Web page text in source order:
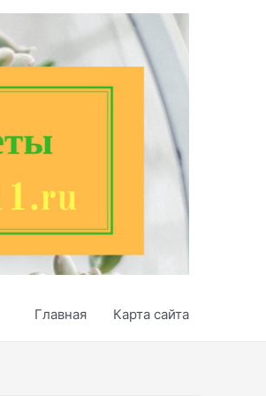
Главная Карта сайта